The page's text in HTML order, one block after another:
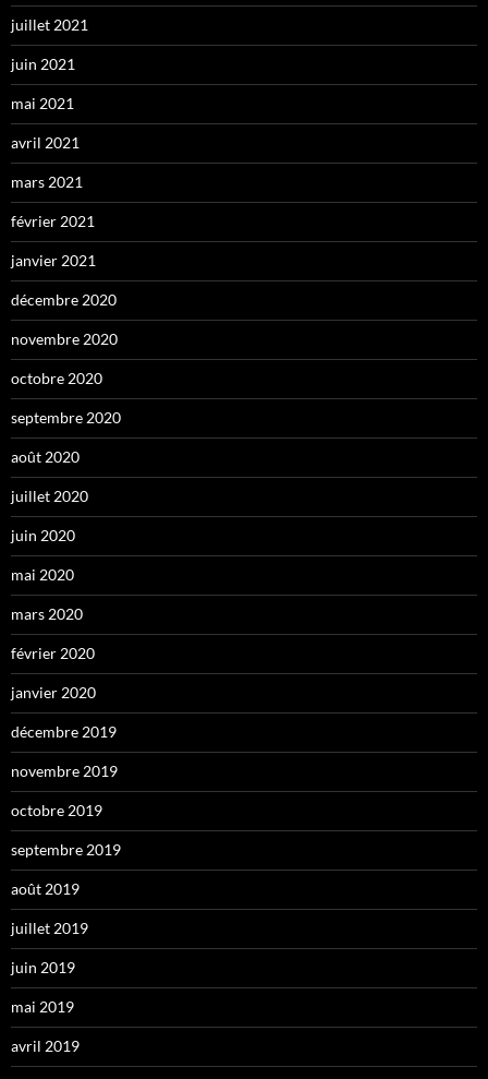
juillet 2021
juin 2021
mai 2021
avril 2021
mars 2021
février 2021
janvier 2021
décembre 2020
novembre 2020
octobre 2020
septembre 2020
août 2020
juillet 2020
juin 2020
mai 2020
mars 2020
février 2020
janvier 2020
décembre 2019
novembre 2019
octobre 2019
septembre 2019
août 2019
juillet 2019
juin 2019
mai 2019
avril 2019